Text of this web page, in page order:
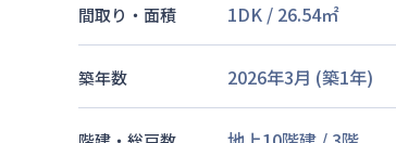
間取り・面積 1DK / 26.54㎡
築年数 2026年3月 (築1年)